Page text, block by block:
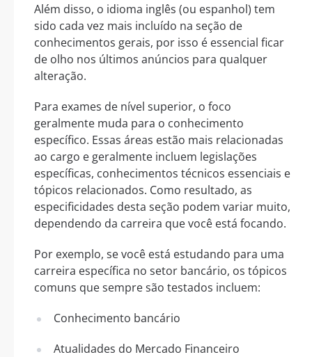
Além disso, o idioma inglês (ou espanhol) tem
sido cada vez mais incluído na seção de
conhecimentos gerais, por isso é essencial ficar
de olho nos últimos anúncios para qualquer
alteração.
Para exames de nível superior, o foco
geralmente muda para o conhecimento
específico. Essas áreas estão mais relacionadas
ao cargo e geralmente incluem legislações
específicas, conhecimentos técnicos essenciais e
tópicos relacionados. Como resultado, as
especificidades desta seção podem variar muito,
dependendo da carreira que você está focando.
Por exemplo, se você está estudando para uma
carreira específica no setor bancário, os tópicos
comuns que sempre são testados incluem:
Conhecimento bancário
Atualidades do Mercado Financeiro